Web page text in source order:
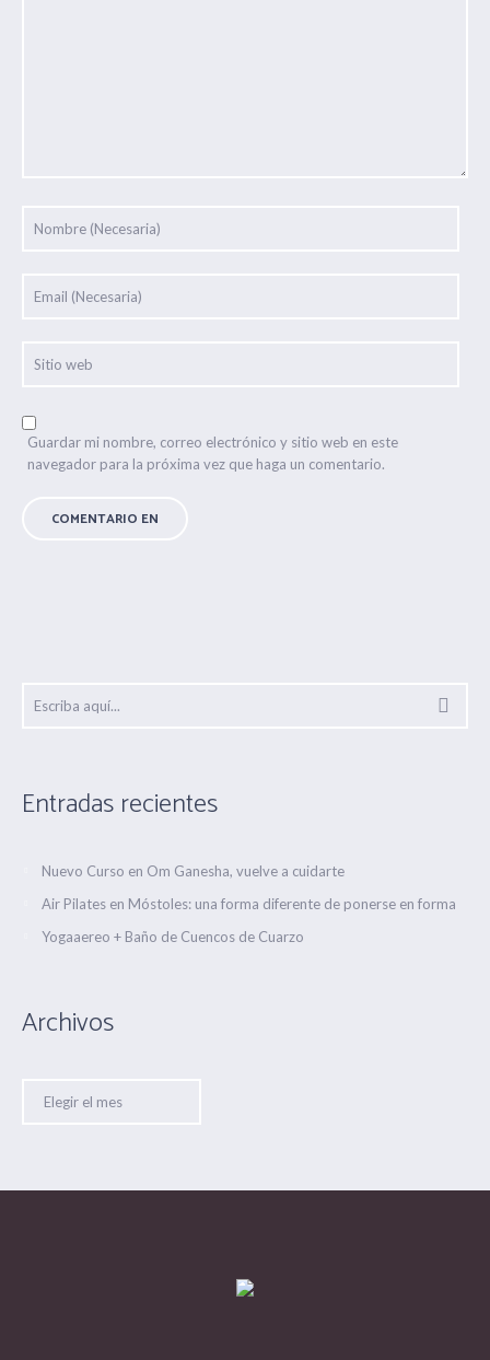
Guardar mi nombre, correo electrónico y sitio web en este
navegador para la próxima vez que haga un comentario.
Entradas recientes
Nuevo Curso en Om Ganesha, vuelve a cuidarte
Air Pilates en Móstoles: una forma diferente de ponerse en forma
Yogaaereo + Baño de Cuencos de Cuarzo
Archivos